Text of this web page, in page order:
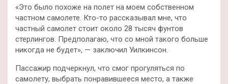
«Это было похоже на полет на моем собственном
частном самолете. Кто-то рассказывал мне, что
частный самолет стоит около 28 тысяч фунтов
стерлингов. Предполагаю, что со мной такого больше
никогда не будет», — заключил Уилкинсон.
Пассажир подчеркнул, что смог прогуляться по
самолету, выбрать понравившееся место, а также